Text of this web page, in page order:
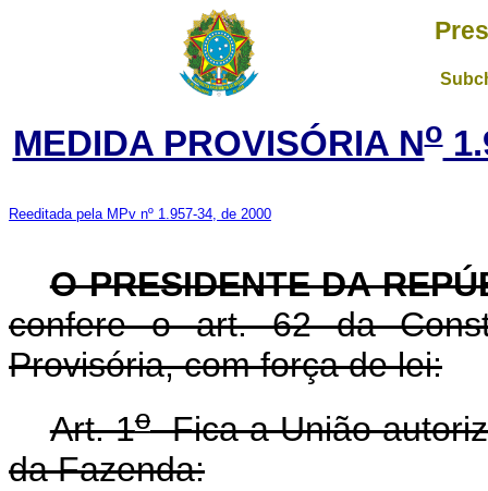
MEDIDA PROVISÓRIA No
Reeditada pela MPv nº 1.957-34, de 2000
O PRESIDENTE DA
confere o art. 62 da
Provisória, com força de lei:
Art. 1oFica a União
da Fazenda: